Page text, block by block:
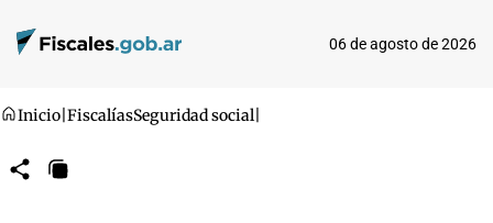
06 de agosto de 2026
Inicio FiscalíasSeguridad social
CompartirCopiar